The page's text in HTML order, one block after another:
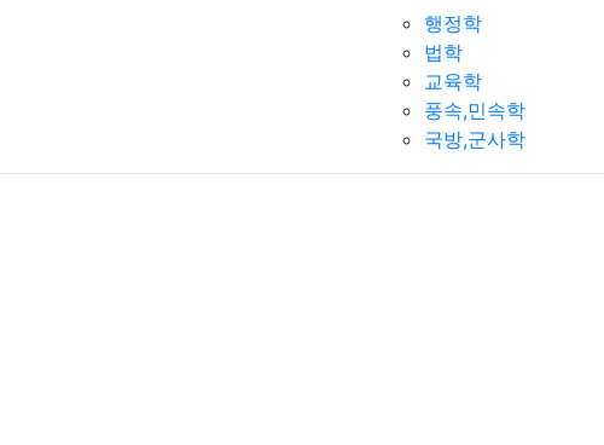
행정학
법학
교육학
풍속,민속학
국방,군사학